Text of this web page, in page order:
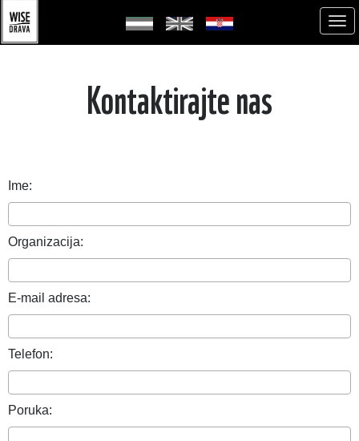
Kontaktirajte nas
Ime:
Organizacija:
E-mail adresa:
Telefon:
Poruka: